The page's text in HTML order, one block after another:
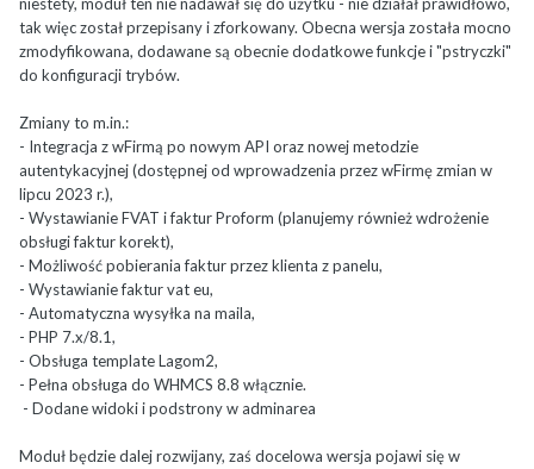
niestety, moduł ten nie nadawał się do użytku - nie działał prawidłowo,
tak więc został przepisany i zforkowany. Obecna wersja została mocno
zmodyfikowana, dodawane są obecnie dodatkowe funkcje i "pstryczki"
do konfiguracji trybów.
Zmiany to m.in.:
- Integracja z wFirmą po nowym API oraz nowej metodzie
autentykacyjnej (dostępnej od wprowadzenia przez wFirmę zmian w
lipcu 2023 r.),
- Wystawianie FVAT i faktur Proform (planujemy również wdrożenie
obsługi faktur korekt),
- Możliwość pobierania faktur przez klienta z panelu,
- Wystawianie faktur vat eu,
- Automatyczna wysyłka na maila,
- PHP 7.x/8.1,
- Obsługa template Lagom2,
- Pełna obsługa do WHMCS 8.8 włącznie.
- Dodane widoki i podstrony w adminarea
Moduł będzie dalej rozwijany, zaś docelowa wersja pojawi się w